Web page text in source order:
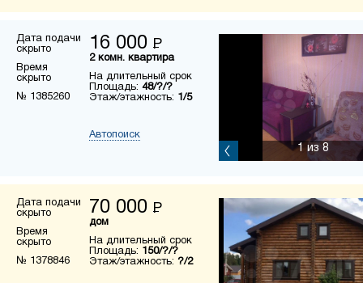
Дата подачи
скрыто
Время
скрыто
№ 1385260
16 000 Р
2 комн. квартира
На длительный срок
Площадь: 48/?/?
Этаж/этажность: 1/5
Автопоиск
1 из 8
Дата подачи
скрыто
Время
скрыто
№ 1378846
70 000 Р
дом
На длительный срок
Площадь: 150/?/?
Этаж/этажность: ?/2